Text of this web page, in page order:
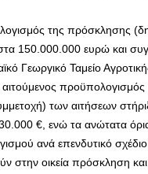
της πρόσκλησης
150.000.000 ευρώ και
Γεωργικό Ταμείο
των αιτήσεων
€, ενώ τα ανώτατα
ανά επενδυτικό σχέδιο
στην οικεία πρόσκληση